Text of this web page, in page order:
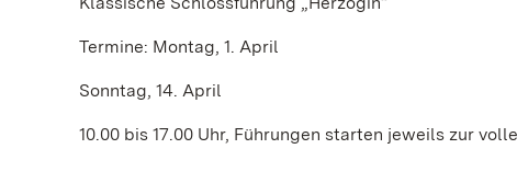
Termine: Montag, 1. April
Sonntag, 14. April
10.00 bis 17.00 Uhr, Führungen starten jeweils zur